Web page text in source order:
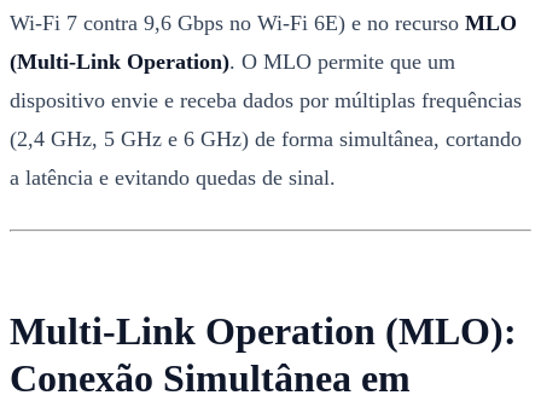
Wi-Fi 7 contra 9,6 Gbps no Wi-Fi 6E) e no recurso MLO
(Multi-Link Operation). O MLO permite que um
dispositivo envie e receba dados por múltiplas frequências
(2,4 GHz, 5 GHz e 6 GHz) de forma simultânea, cortando
a latência e evitando quedas de sinal.
Multi-Link Operation (MLO):
Conexão Simultânea em